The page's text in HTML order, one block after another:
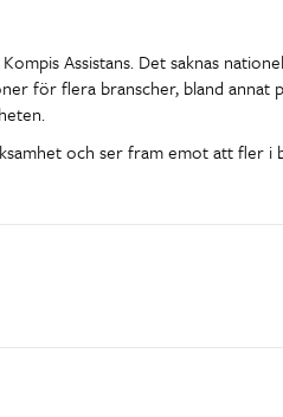
Assistans. Det saknas
för flera branscher, bland annat
och ser fram emot att fler i